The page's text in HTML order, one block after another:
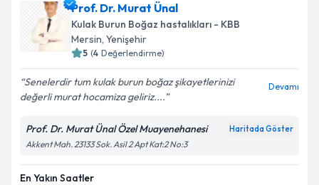
Prof. Dr. Murat Ünal
Kulak Burun Boğaz hastalıkları - KBB
Mersin, Yenişehir
5 (4 Değerlendirme)
Senelerdir tum kulak burun boğaz şikayetlerinizi
değerli murat hocamiza geliriz....
Devamı
Prof. Dr. Murat Ünal Özel Muayenehanesi Haritada Göster
Akkent Mah. 23133 Sok. Asil 2 Apt Kat:2 No:3
En Yakın Saatler